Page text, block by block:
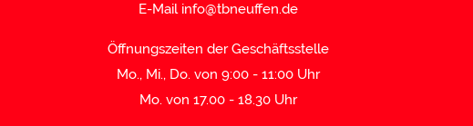
E-Mail info@tbneuffen.de
Öffnungszeiten der Geschäftsstelle
Mo., Mi., Do. von 9:00 - 11:00 Uhr
Mo. von 17.00 - 18.30 Uhr